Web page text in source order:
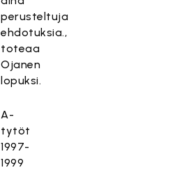
perusteltuja
ehdotuksia.,
toteaa
Ojanen
lopuksi.
A-
tytöt
1997-
1999